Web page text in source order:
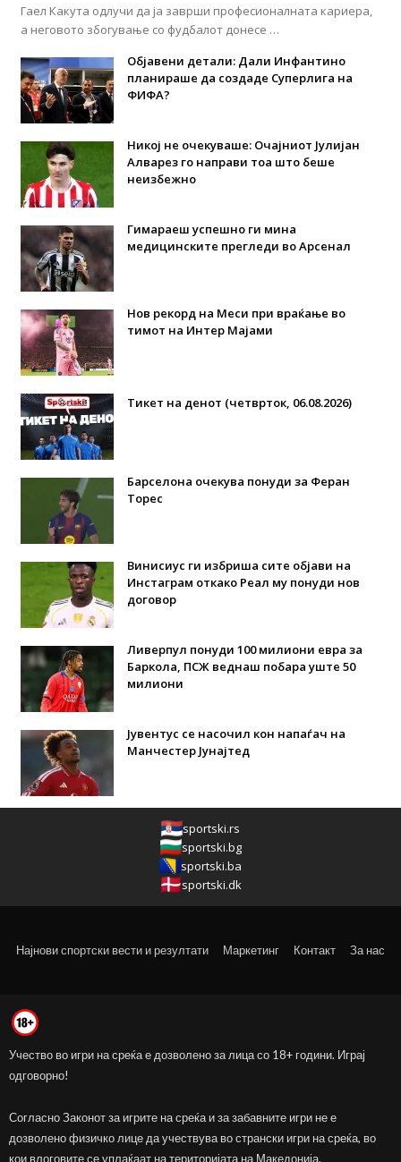
Гаел Какута одлучи да ја заврши професионалната кариера,
а неговото збогување со фудбалот донесе …
Објавени детали: Дали Инфантино
планираше да создаде Суперлига на
ФИФА?
Никој не очекуваше: Очајниот Јулијан
Алварез го направи тоа што беше
неизбежно
Гимараеш успешно ги мина
медицинските прегледи во Арсенал
Нов рекорд на Меси при враќање во
тимот на Интер Мајами
Тикет на денот (четврток, 06.08.2026)
Барселона очекува понуди за Феран
Торес
Винисиус ги избриша сите објави на
Инстаграм откако Реал му понуди нов
договор
Ливерпул понуди 100 милиони евра за
Баркола, ПСЖ веднаш побара уште 50
милиони
Јувентус се насочил кон напаѓач на
Манчестер Јунајтед
sportski.rs
sportski.bg
sportski.ba
sportski.dk
Најнови спортски вести и резултати Маркетинг Контакт За нас
Учество во игри на среќа е дозволено за лица со 18+ години. Играј
одговорно!
Согласно Законот за игрите на среќа и за забавните игри не е
дозволено физичко лице да учествува во странски игри на среќа, во
кои влоговите се уплаќаат на територијата на Македонија.